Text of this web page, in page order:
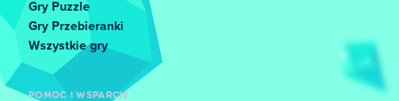
Gry Puzzle
Gry Przebieranki
Wszystkie gry
POMOC I WSPARCIE